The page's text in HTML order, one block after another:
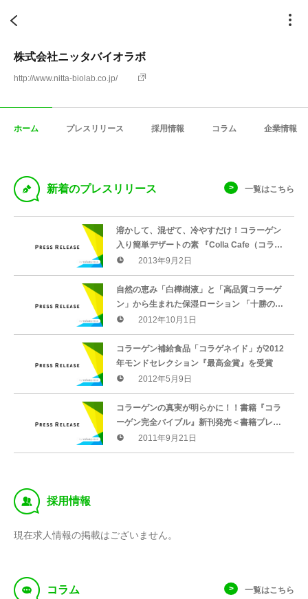
株式会社ニッタバイオラボ
http://www.nitta-biolab.co.jp/
ホーム プレスリリース 採用情報 コラム 企業情報
D 新着のプレスリリース 一覧はこちら
溶かして、混ぜて、冷やすだけ！コラーゲン
入り簡単デザートの素 『Colla Cafe（コラカ
フェ）チョコプリンの素』新発売
2013年9月2日
自然の恵み「白樺樹液」と「高品質コラーゲ
ン」から生まれた保湿ローション 「十勝の
森」（とかちのもり） ９４年間コラーゲン原
料を製造してきた専門会社の自信作
2012年10月1日
コラーゲン補給食品「コラゲネイド」が2012
年モンドセレクション『最高金賞』を受賞
2012年5月9日
コラーゲンの真実が明らかに！！書籍『コラ
ーゲン完全バイブル』新刊発売＜書籍プレゼ
ント企画のご案内＞
2011年9月21日
‰ 採用情報
現在求人情報の掲載はございません。
f コラム 一覧はこちら